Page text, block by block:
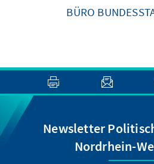
BÜRO
Newsletter
Nordrhein-